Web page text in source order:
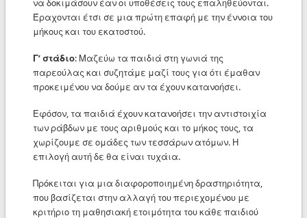
να δοκιμάσουν έαν οι υποθέσεις τους επαληθεύονται.
Έραχονται έτσι σε μια πρώτη επαφή με την έννοια του
μήκους και του εκατοστού.
Γ’ στάδιο: Μαζεύω τα παιδιά στη γωνιά της
παρεούλας και συζητάμε μαζί τους για ότι έμαθαν
προκειμένου να δούμε αν τα έχουν κατανοήσει.
Εφόσον, τα παιδιά έχουν κατανοήσει την αντιστοιχία
των ράβδων με τους αριθμούς και το μήκος τους, τα
χωρίζουμε σε ομάδες των τεσσάρων ατόμων. Η
επιλογή αυτή δε θα είναι τυχάια.
Πρόκειται για μια διαφοροποιημένη δραστηριότητα,
που βασίζεται στην αλλαγή του περιεχομένου με
κριτήριο τη μαθησιακή ετοιμότητα του κάθε παιδιού